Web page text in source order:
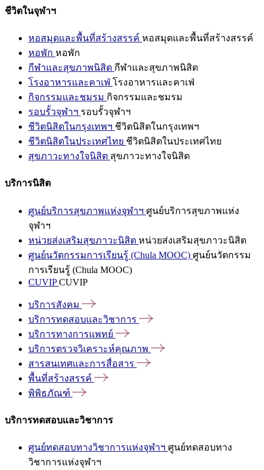
ชีวิตในจุฬาฯ
หอสมุดและพื้นที่สร้างสรรค์ หอสมุดและพื้นที่สร้างสรรค์
หอพัก หอพัก
กีฬาและสุขภาพนิสิต กีฬาและสุขภาพนิสิต
โรงอาหารและคาเฟ่ โรงอาหารและคาเฟ่
กิจกรรมและชมรม กิจกรรมและชมรม
รอบรั้วจุฬาฯ รอบรั้วจุฬาฯ
ชีวิตนิสิตในกรุงเทพฯ ชีวิตนิสิตในกรุงเทพฯ
ชีวิตนิสิตในประเทศไทย ชีวิตนิสิตในประเทศไทย
สุขภาวะทางใจนิสิต สุขภาวะทางใจนิสิต
บริการนิสิต
ศูนย์บริการสุขภาพแห่งจุฬาฯ ศูนย์บริการสุขภาพแห่ง
จุฬาฯ
หน่วยส่งเสริมสุขภาวะนิสิต หน่วยส่งเสริมสุขภาวะนิสิต
ศูนย์นวัตกรรมการเรียนรู้ (Chula MOOC) ศูนย์นวัตกรรม
การเรียนรู้ (Chula MOOC)
CUVIPCUVIP
บริการสังคม
บริการทดสอบและวิชาการ
บริการทางการแพทย์
บริการตรวจวิเคราะห์คุณภาพ
สารสนเทศและการสื่อสาร
พื้นที่สร้างสรรค์
พิพิธภัณฑ์
บริการทดสอบและวิชาการ
ศูนย์ทดสอบทางวิชาการแห่งจุฬาฯ ศูนย์ทดสอบทาง
วิชาการแห่งจุฬาฯ